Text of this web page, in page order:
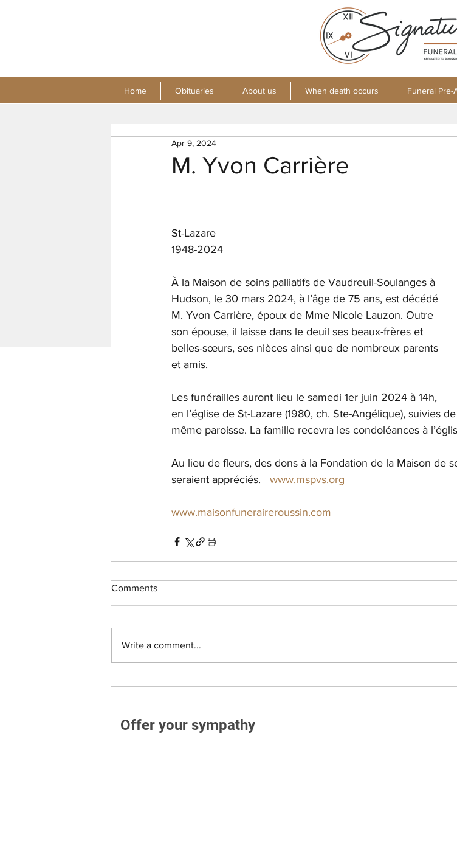
Home Obituaries About us When death occurs Funeral Pre-
M. Yvon Carrière
Apr 9, 2024
St-Lazare
1948-2024
À la Maison de soins palliatifs de Vaudreuil-Soulanges à
Hudson, le 30 mars 2024, à l’âge de 75 ans, est décédé
M. Yvon Carrière, époux de Mme Nicole Lauzon. Outre
son épouse, il laisse dans le deuil ses beaux-frères et
belles-sœurs, ses nièces ainsi que de nombreux parents
et amis.
Les funérailles auront lieu le samedi 1er juin 2024 à 14h,
en l’église de St-Lazare (1980, ch. Ste-Angélique), suivies
même paroisse. La famille recevra les condoléances à
Au lieu de fleurs, des dons à la Fondation de la Maison de
seraient appréciés.
www.mspvs.org
www.maisonfuneraireroussin.com
Comments
Write a comment...
Offer your sympathy